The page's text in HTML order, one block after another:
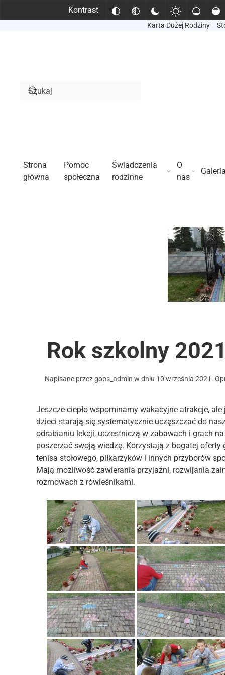
Kontrast
Karta Dużej Rodziny
Strona
główna
Pomoc
społeczna
Świadczenia
rodzinne
O
nas
Rok szkolny
Napisane przezgops_admin w dniu 10 września 2021 .
Jeszcze ciepło wspominamy wakacyjne atrakcje,
dzieci starają się systematycznie uczęszczać do
odrabianiu lekcji, uczestniczą w zabawach i grach
poszerzać swoją wiedzę. Korzystają z bogatej
tenisa stołowego, piłkarzyków i innych przyborów
Mają możliwość zawierania przyjaźni, rozwijania
rozmowach z rówieśnikami.